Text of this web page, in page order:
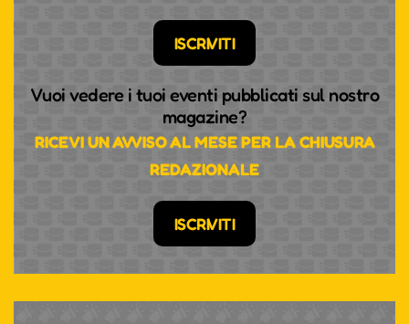
ISCRIVITI
Vuoi vedere i tuoi eventi pubblicati sul nostro
magazine?
RICEVI UN AVVISO AL MESE PER LA CHIUSURA
REDAZIONALE
ISCRIVITI